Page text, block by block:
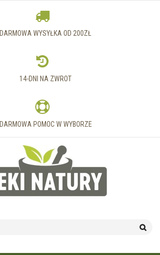
DARMOWA WYSYŁKA OD 200ZŁ
14-DNI NA ZWROT
DARMOWA POMOC W WYBORZE